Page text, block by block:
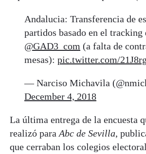
Andalucia: Transferencia de
partidos basado en el tracking
@GAD3_com (a falta de
mesas): pic.twitter.com/
— Narciso Michavila
December 4, 2018
La última entrega de la encuesta
realizó paraAbc de Sevilla,
que cerraban los colegios